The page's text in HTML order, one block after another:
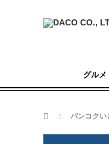
グルメ
ホーム バンコクい